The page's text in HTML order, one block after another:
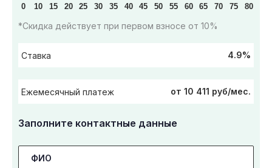
0 10 15 20 25 30 35 40 45 50 55 60 65 70 75 80
*Скидка действует при первом взносе от 10%
Ставка 4.9%
Ежемесячный платеж от 10 411 руб/мес.
Заполните контактные данные